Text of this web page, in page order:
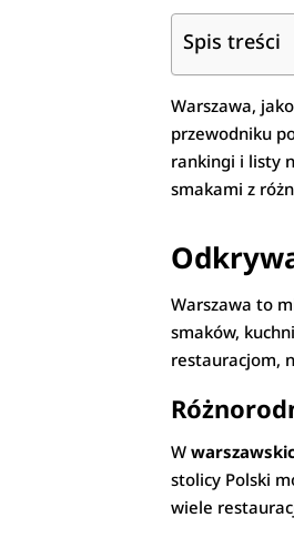
Spis treści
Warszawa,
przewodniku
rankingi i listy
smakami z
Warszawa to
smaków,
restauracjom,
W
stolicy Polski
wiele